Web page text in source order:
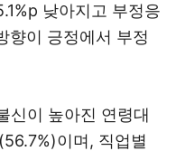
낮아지고 부정응
향이 긍정에서 부정
신이 높아진 연령대
이며, 직업별